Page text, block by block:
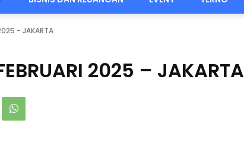
- JAKARTA
2025 – JAKARTA